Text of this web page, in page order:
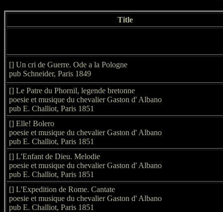
Title
[] Un cri de Guerre. Ode a la Pologne
pub Schneider, Paris 1849
[] Le Patre du Phornil, legende bretonne
poesie et musique du chevalier Gaston d' Albano
pub E. Challiot, Paris 1851
[] Elle! Bolero
poesie et musique du chevalier Gaston d' Albano
pub E. Challiot, Paris 1851
[] L'Enfant de Dieu. Melodie
poesie et musique du chevalier Gaston d' Albano
pub E. Challiot, Paris 1851
[] L'Expedition de Rome. Cantate
poesie et musique du chevalier Gaston d' Albano
pub E. Challiot, Paris 1851